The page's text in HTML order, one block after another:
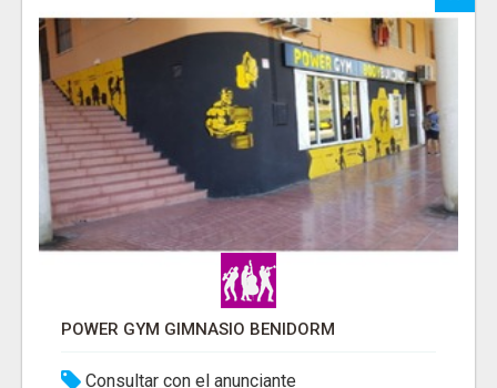
POWER GYM GIMNASIO BENIDORM
Consultar con el anunciante